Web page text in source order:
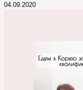
04.09.2020